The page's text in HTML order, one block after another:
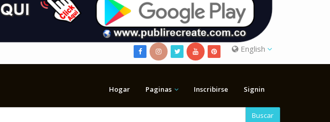
English
Hogar Paginas Inscribirse Signin
Buscar